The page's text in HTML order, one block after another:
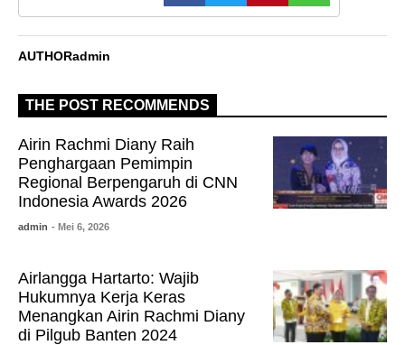
AUTHORadmin
THE POST RECOMMENDS
Airin Rachmi Diany Raih
Penghargaan Pemimpin
Regional Berpengaruh di CNN
Indonesia Awards 2026
admin - Mei 6, 2026
Airlangga Hartarto: Wajib
Hukumnya Kerja Keras
Menangkan Airin Rachmi Diany
di Pilgub Banten 2024